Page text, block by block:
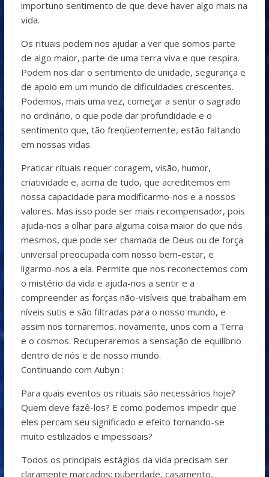
importuno sentimento de que deve haver algo mais na
vida.
Os rituais podem nos ajudar a ver que somos parte
de algo maior, parte de uma terra viva e que respira.
Podem nos dar o sentimento de unidade, segurança e
de apoio em um mundo de dificuldades crescentes.
Podemos, mais uma vez, começar a sentir o sagrado
no ordinário, o que pode dar profundidade e o
sentimento que, tão freqüentemente, estão faltando
em nossas vidas.
Praticar rituais requer coragem, visão, humor,
criatividade e, acima de tudo, que acreditemos em
nossa capacidade para modificarmo-nos e a nossos
valores. Mas isso pode ser mais recompensador, pois
ajuda-nos a olhar para alguma coisa maior do que nós
mesmos, que pode ser chamada de Deus ou de força
universal preocupada com nosso bem-estar, e
ligarmo-nos a ela. Permite que nos reconectemos com
o mistério da vida e ajuda-nos a sentir e a
compreender as forças não-visíveis que trabalham em
níveis sutis e são filtradas para o nosso mundo, e
assim nos tornaremos, novamente, unos com a Terra
e o cosmos. Recuperaremos a sensação de equilíbrio
dentro de nós e de nosso mundo.
Continuando com Aubyn :
Para quais eventos os rituais são necessários hoje?
Quem deve fazê-los? E como podemos impedir que
eles percam seu significado e efeito tornando-se
muito estilizados e impessoais?
Todos os principais estágios da vida precisam ser
claramente marcados: puberdade, casamento,